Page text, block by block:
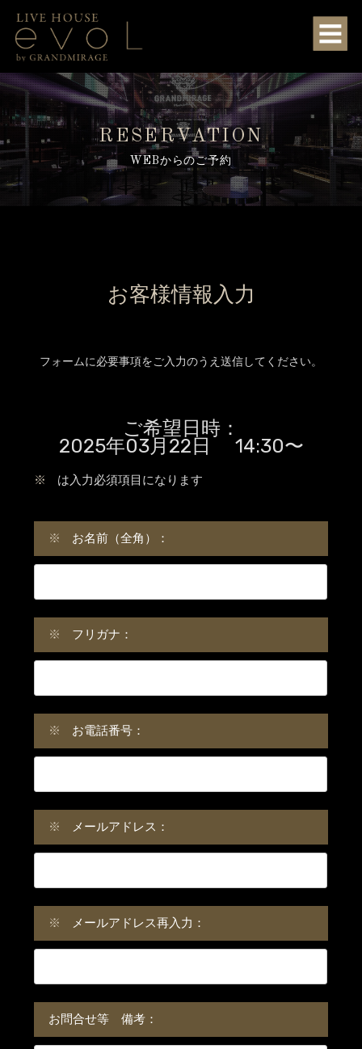
RESERVATION
WEBからのご予約
お客様情報入力
フォームに必要事項をご入力のうえ送信してください。
ご希望日時：
2025年03月22日 14:30〜
※ は入力必須項目になります
※ お名前（全角）：
※ フリガナ：
※ お電話番号：
※ メールアドレス：
※ メールアドレス再入力：
お問合せ等 備考：